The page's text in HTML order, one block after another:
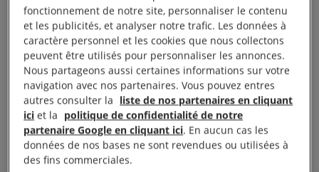
débarqué dans la capitale portugaise. La faute,
expliquent en chœur Joao Afonso et Edouardo
Cabrita, le ministre adjoint en charge des réfugiés et
migrants, aux lourdeurs administratives italiennes et
surtout grecques. Auxquelles s’ajoute, reproche la
députée européenne Ana Gomes, la bureaucratie
portugaise :
fonctionnement de notre site, personnaliser le contenu
et les publicités, et analyser notre trafic. Les données à
caractère personnel et les cookies que nous collectons
peuvent être utilisés pour personnaliser les annonces.
Nous partageons aussi certaines informations sur votre
navigation avec nos partenaires. Vous pouvez entres
autres consulter la liste de nos partenaires en cliquant
ici et la politique de confidentialité de notre
partenaire Google en cliquant ici. En aucun cas les
données de nos bases ne sont revendues ou utilisées à
des fins commerciales.